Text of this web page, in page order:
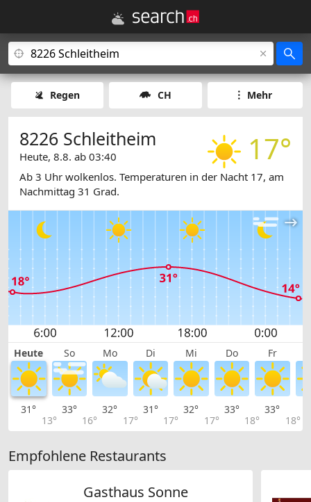
Regen CH Mehr
17°
8226 Schleitheim
Heute, 8.8. ab 03:40
Ab 3 Uhr wolkenlos. Temperaturen in der Nacht 17, am
Nachmittag 31 Grad.
Heute So Mo Di Mi Do Fr
31°
13°
33°
16°
32°
17°
31°
17°
32°
17°
33°
18°
33°
18°
Empfohlene Restaurants
Gasthaus Sonne